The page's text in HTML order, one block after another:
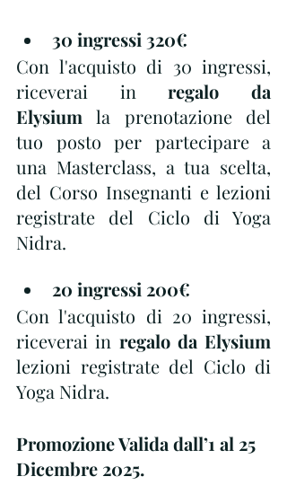
30 ingressi 320€
Con l'acquisto di 30 ingressi,
riceverai in regalo da
Elysium la prenotazione del
tuo posto per partecipare a
una Masterclass, a tua scelta,
del Corso Insegnanti e lezioni
registrate del Ciclo di Yoga
Nidra.
20 ingressi 200€
Con l'acquisto di 20 ingressi,
riceverai in regalo da Elysium
lezioni registrate del Ciclo di
Yoga Nidra.
Promozione Valida dall’1 al 25
Dicembre 2025.